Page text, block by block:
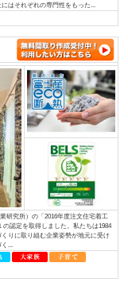
立てることを考えた末に
一定に調整し、素足で過
く、モミの木の天然成分